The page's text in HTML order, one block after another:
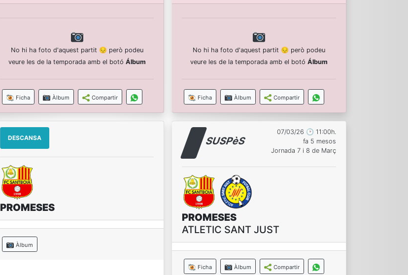
No hi ha foto d'aquest partit 😔 però podeu
veure les de la temporada amb el botó Álbum
Ficha Àlbum Compartir
No hi ha foto d'aquest partit 😔 però podeu
veure les de la temporada amb el botóÁlbum
Ficha Àlbum Compartir
DESCANSA
PROMESES
Àlbum
SUSPèS
07/03/26 🕑 11:00h.
fa 5 mesos
Jornada 7 i 8 de Març
PROMESES
ATLETIC SANT JUST
Ficha Àlbum Compartir